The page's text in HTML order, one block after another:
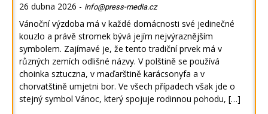
26 dubna 2026 - info@press-media.cz
Vánoční výzdoba má v každé domácnosti své jedinečné
kouzlo a právě stromek bývá jejím nejvýraznějším
symbolem. Zajímavé je, že tento tradiční prvek má v
různých zemích odlišné názvy. V polštině se používá
choinka sztuczna, v maďarštině karácsonyfa a v
chorvatštině umjetni bor. Ve všech případech však jde o
stejný symbol Vánoc, který spojuje rodinnou pohodu, […]